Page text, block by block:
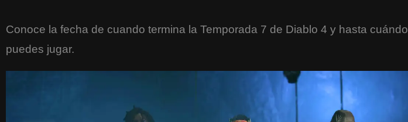
Conoce la fecha de cuando termina la Temporada 7 de Diablo 4 y hasta cuándo
puedes jugar.